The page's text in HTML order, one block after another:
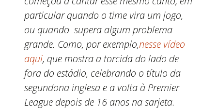
particular quando o time vira um jogo,
ou quando supera algum problema
grande. Como, por exemplo,nesse vídeo
aqui, que mostra a torcida do lado de
fora do estádio, celebrando o título da
segundona inglesa e a volta à Premier
League depois de 16 anos na sarjeta.